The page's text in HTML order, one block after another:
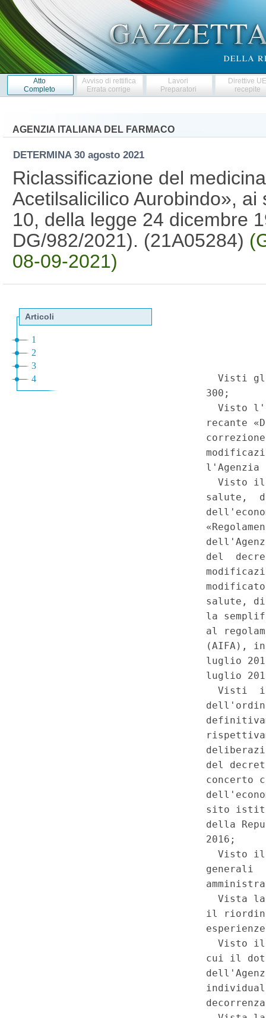
Atto
Completo
Avviso di rettifica
Errata corrige
Lavori
Preparatori
Direttive
recepite
AGENZIA ITALIANA DEL FARMACO
DETERMINA 30 agosto 2021
Riclassificazione del
Acetilsalicilico Aurobindo»,
10, della legge 24 dicembre
DG/982/2021). (21A05284)
08-09-2021)